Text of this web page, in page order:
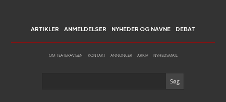
ARTIKLER ANMELDELSER NYHEDER OG NAVNE DEBAT
OM TEATERAVISEN KONTAKT ANNONCER ARKIV NYHEDSMAIL